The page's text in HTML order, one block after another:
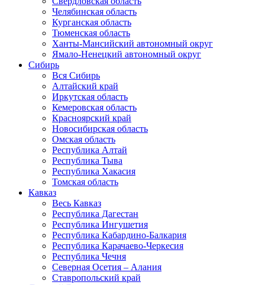
Челябинская область
Курганская область
Тюменская область
Ханты-Мансийский автономный округ
Ямало-Ненецкий автономный округ
Сибирь
Вся Сибирь
Алтайский край
Иркутская область
Кемеровская область
Красноярский край
Новосибирская область
Омская область
Республика Алтай
Республика Тыва
Республика Хакасия
Томская область
Кавказ
Весь Кавказ
Республика Дагестан
Республика Ингушетия
Республика Кабардино-Балкария
Республика Карачаево-Черкесия
Республика Чечня
Северная Осетия – Алания
Ставропольский край